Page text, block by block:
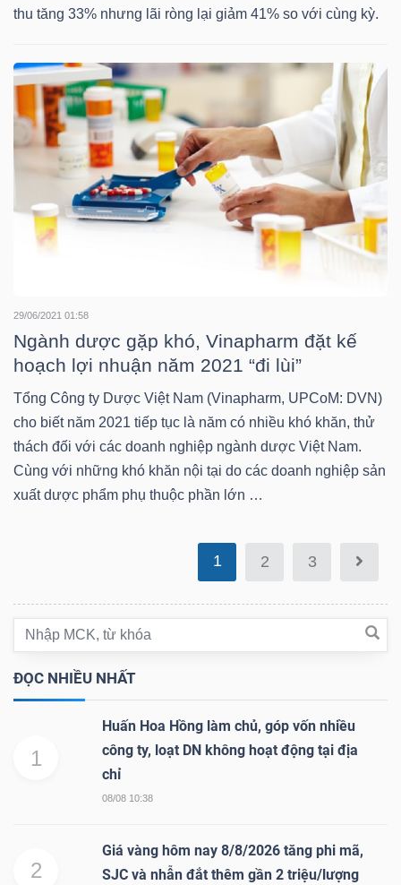
thu tăng 33% nhưng lãi ròng lại giảm 41% so với cùng kỳ.
29/06/2021 01:58
Ngành dược gặp khó, Vinapharm đặt kế
hoạch lợi nhuận năm 2021 “đi lùi”
Tổng Công ty Dược Việt Nam (Vinapharm, UPCoM: DVN)
cho biết năm 2021 tiếp tục là năm có nhiều khó khăn, thử
thách đối với các doanh nghiệp ngành dược Việt Nam.
Cùng với những khó khăn nội tại do các doanh nghiệp sản
xuất dược phẩm phụ thuộc phần lớn …
1 2 3
ĐỌC NHIỀU NHẤT
1
Huấn Hoa Hồng làm chủ, góp vốn nhiều
công ty, loạt DN không hoạt động tại địa
chỉ
08/08 10:38
2
Giá vàng hôm nay 8/8/2026 tăng phi mã,
SJC và nhẫn đắt thêm gần 2 triệu/lượng
đạo
(-)
Tất cả Người nội bộ Người liên quan Cổ đông lớn
tức
(-)
viết
của
tác
giả
(-)
Báo
cáo
Thuật
ngữ
(-)
vụ
Đào